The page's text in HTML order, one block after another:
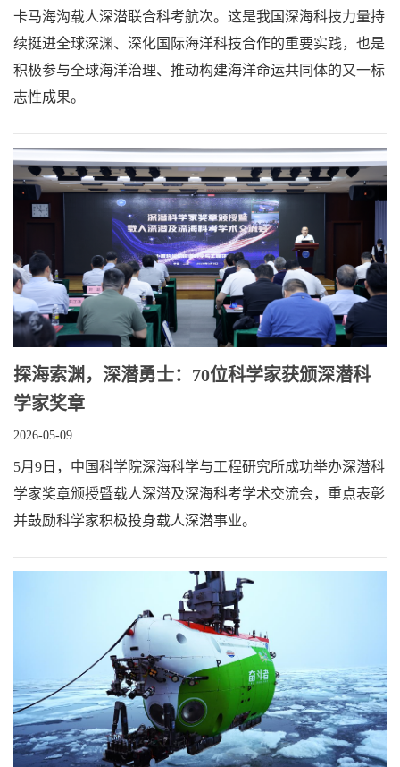
卡马海沟载人深潜联合科考航次。这是我国深海科技力量持
续挺进全球深渊、深化国际海洋科技合作的重要实践，也是
积极参与全球海洋治理、推动构建海洋命运共同体的又一标
志性成果。
​探海索渊，深潜勇士：70位科学家获颁深潜科
学家奖章
2026-05-09
5月9日，中国科学院深海科学与工程研究所成功举办深潜科
学家奖章颁授暨载人深潜及深海科考学术交流会，重点表彰
并鼓励科学家积极投身载人深潜事业。